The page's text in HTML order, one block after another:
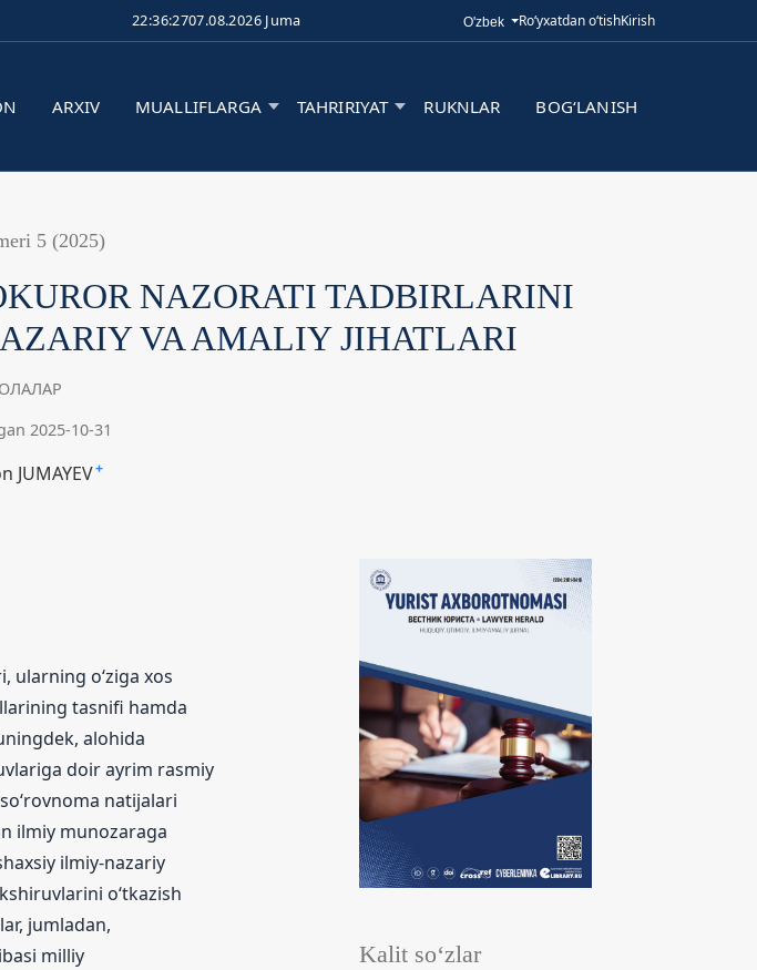
22:36:2707.08.2026 Juma Tilni o'zgartirish. Joriy til:
O'zbek Ro‘yxatdan o‘tishKirish
ARXIV MUALLIFLARGA TAHRIRIYAT RUKNLAR BOG‘LANISH
5 (2025)
NAZORATI TADBIRLARINI
VA AMALIY JIHATLARI
2025-10-31
JUMAYEV+
Kalit so‘zlar
o‘ziga xos
tasnifi hamda
alohida
doir ayrim rasmiy
natijalari
ilmiy munozaraga
ilmiy-nazariy
o‘tkazish
jumladan,
milliy